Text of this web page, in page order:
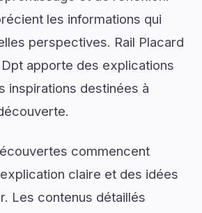
les informations qui
perspectives. Rail Placard
apporte des explications
inspirations destinées à
commencent
claire et des idées
Les contenus détaillés